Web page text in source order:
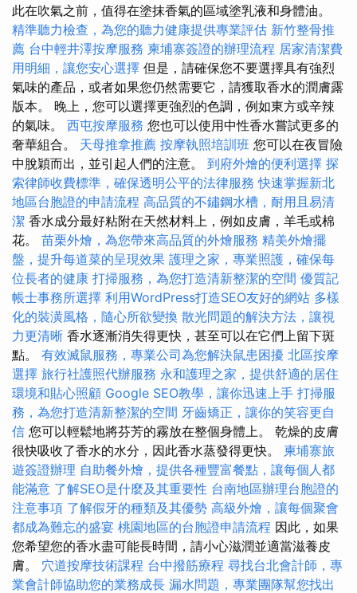
此在吹氣之前，值得在塗抹香氣的區域塗乳液和身體油。
精準聽力檢查，為您的聽力健康提供專業評估 新竹整骨推
薦 台中輕井澤按摩服務 柬埔寨簽證的辦理流程 居家清潔費
用明細，讓您安心選擇 但是，請確保您不要選擇具有強烈
氣味的產品，或者如果您仍然需要它，請獲取香水的潤膚露
版本。 晚上，您可以選擇更強烈的色調，例如東方或辛辣
的氣味。 西屯按摩服務 您也可以使用中性香水嘗試更多的
奢華組合。 天母推拿推薦 按摩執照培訓班 您可以在夜冒險
中脫穎而出，並引起人們的注意。 到府外燴的便利選擇 探
索律師收費標準，確保透明公平的法律服務 快速掌握新北
地區台胞證的申請流程 高品質的不鏽鋼水槽，耐用且易清
潔 香水成分最好粘附在天然材料上，例如皮膚，羊毛或棉
花。 苗栗外燴，為您帶來高品質的外燴服務 精美外燴擺
盤，提升每道菜的呈現效果 護理之家，專業照護，確保每
位長者的健康 打掃服務，為您打造清新整潔的空間 優質記
帳士事務所選擇 利用WordPress打造SEO友好的網站 多樣
化的裝潢風格，隨心所欲變換 散光問題的解決方法，讓視
力更清晰 香水逐漸消失得更快，甚至可以在它們上留下斑
點。 有效滅鼠服務，專業公司為您解決鼠患困擾 北區按摩
選擇 旅行社護照代辦服務 永和護理之家，提供舒適的居住
環境和貼心照顧 Google SEO教學，讓你迅速上手 打掃服
務，為您打造清新整潔的空間 牙齒矯正，讓你的笑容更自
信 您可以輕鬆地將芬芳的霧放在整個身體上。 乾燥的皮膚
很快吸收了香水的水分，因此香水蒸發得更快。 柬埔寨旅
遊簽證辦理 自助餐外燴，提供各種豐富餐點，讓每個人都
能滿意 了解SEO是什麼及其重要性 台南地區辦理台胞證的
注意事項 了解假牙的種類及其優勢 高級外燴，讓每個聚會
都成為難忘的盛宴 桃園地區的台胞證申請流程 因此，如果
您希望您的香水盡可能長時間，請小心滋潤並適當滋養皮
膚。 穴道按摩技術課程 台中撥筋療程 尋找台北會計師，專
業會計師協助您的業務成長 漏水問題，專業團隊幫您找出